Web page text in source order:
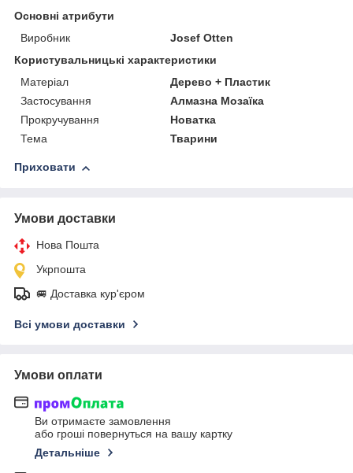
Основні атрибути
Виробник
Josef Otten
Користувальницькі характеристики
Матеріал
Дерево + Пластик
Застосування
Алмазна Мозаїка
Прокручування
Новатка
Тема
Тварини
Приховати
Умови доставки
Нова Пошта
Укрпошта
🚐 Доставка кур'єром
Всі умови доставки
Умови оплати
Ви отримаєте замовлення
або гроші повернуться на вашу картку
Детальніше